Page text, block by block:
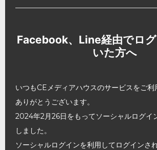
Facebook、Line経由でロ
いた方へ
いつもCEメディアハウスのサービスをご利
ありがとうございます。
2024年2月26日をもってソーシャルログイ
しました。
ソーシャルログインを利用してログインさ